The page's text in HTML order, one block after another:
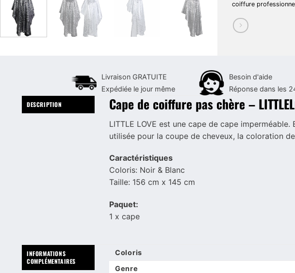
coiffure
Livraison GRATUITE
Expédiée le jour même
Besoin d'aide
Réponse dans les
DESCRIPTION
Cape de coiffure pas chère –
LITTLE LOVE est une cape de cape
utilisée pour la coupe de cheveux, la coloration
Caractéristiques
Coloris: Noir & Blanc
Taille: 156 cm x 145 cm
Paquet:
1 x cape
INFORMATIONS
COMPLÉMENTAIRES
Coloris
Genre